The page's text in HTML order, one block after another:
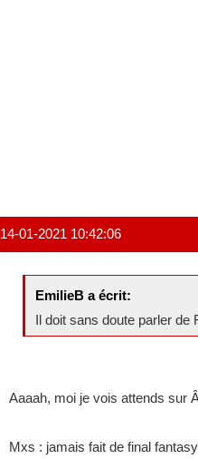
14-01-2021 10:42:06
EmilieB a écrit:
Il doit sans doute parler de
Aaaah, moi je vois attends sur
Mxs : jamais fait de final